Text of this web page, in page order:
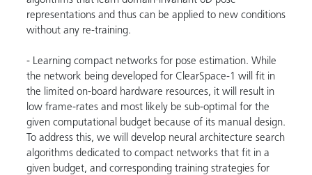
representations and thus can be applied to new conditions
without any re-training.
- Learning compact networks for pose estimation. While
the network being developed for ClearSpace-1 will fit in
the limited on-board hardware resources, it will result in
low frame-rates and most likely be sub-optimal for the
given computational budget because of its manual design.
To address this, we will develop neural architecture search
algorithms dedicated to compact networks that fit in a
given budget, and corresponding training strategies for